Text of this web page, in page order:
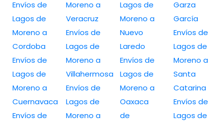
Envíos de
Lagos de
Moreno a
Cordoba
Envíos de
Lagos de
Moreno a
Cuernavaca
Envíos de
Moreno a
Veracruz
Envíos de
Lagos de
Moreno a
Villahermosa
Envíos de
Lagos de
Moreno a
Lagos de
Moreno a
Nuevo
Laredo
Envíos de
Lagos de
Moreno a
Oaxaca
de
Garza
García
Envíos de
Lagos de
Moreno a
Santa
Catarina
Envíos de
Lagos de